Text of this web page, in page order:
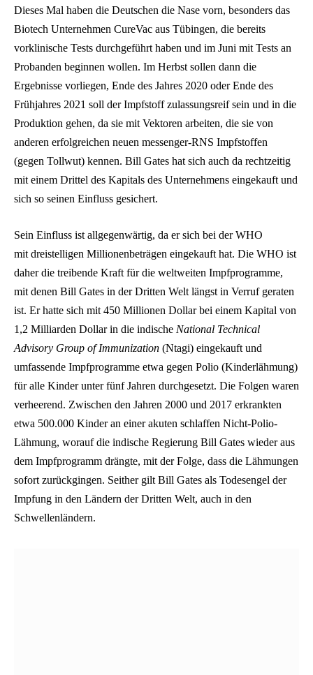
Dieses Mal haben die Deutschen die Nase vorn, besonders das
Biotech Unternehmen CureVac aus Tübingen, die bereits
vorklinische Tests durchgeführt haben und im Juni mit Tests an
Probanden beginnen wollen. Im Herbst sollen dann die
Ergebnisse vorliegen, Ende des Jahres 2020 oder Ende des
Frühjahres 2021 soll der Impfstoff zulassungsreif sein und in die
Produktion gehen, da sie mit Vektoren arbeiten, die sie von
anderen erfolgreichen neuen messenger-RNS Impfstoffen
(gegen Tollwut) kennen. Bill Gates hat sich auch da rechtzeitig
mit einem Drittel des Kapitals des Unternehmens eingekauft und
sich so seinen Einfluss gesichert.
Sein Einfluss ist allgegenwärtig, da er sich bei der WHO
mit dreistelligen Millionenbeträgen eingekauft hat. Die WHO ist
daher die treibende Kraft für die weltweiten Impfprogramme,
mit denen Bill Gates in der Dritten Welt längst in Verruf geraten
ist. Er hatte sich mit 450 Millionen Dollar bei einem Kapital von
1,2 Milliarden Dollar in die indische National Technical
Advisory Group of Immunization (Ntagi) eingekauft und
umfassende Impfprogramme etwa gegen Polio (Kinderlähmung)
für alle Kinder unter fünf Jahren durchgesetzt. Die Folgen waren
verheerend. Zwischen den Jahren 2000 und 2017 erkrankten
etwa 500.000 Kinder an einer akuten schlaffen Nicht-Polio-
Lähmung, worauf die indische Regierung Bill Gates wieder aus
dem Impfprogramm drängte, mit der Folge, dass die Lähmungen
sofort zurückgingen. Seither gilt Bill Gates als Todesengel der
Impfung in den Ländern der Dritten Welt, auch in den
Schwellenländern.